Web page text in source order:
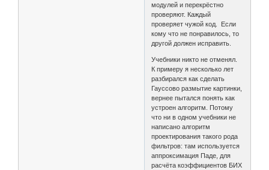
модулей и перекрёстно
проверяют. Каждый
проверяет чужой код. Если
кому что не понравилось, то
другой должен исправить.
Учебники никто не отменял.
К примеру я несколько лет
разбирался как сделать
Гауссово размытие картинки,
вернее пытался понять как
устроен алгоритм. Потому
что ни в одном учебники не
написано алгоритм
проектирования такого рода
фильтров: там используется
аппроксимация Паде, для
расчёта коэффициентов БИХ